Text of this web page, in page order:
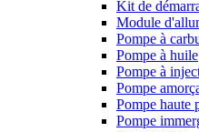
Kit de
Module
Pompe à
Pompe à huile
Pompe à
Pompe
Pompe haute
Pompe